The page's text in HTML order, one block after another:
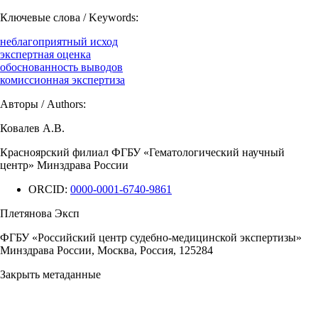
Ключевые слова / Keywords:
неблагоприятный исход
экспертная оценка
обоснованность выводов
комиссионная экспертиза
Авторы / Authors:
Ковалев А.В.
Красноярский филиал ФГБУ «Гематологический научный
центр» Минздрава России
ORCID: 0000-0001-6740-9861
Плетянова Эксп
ФГБУ «Российский центр судебно-медицинской экспертизы»
Минздрава России, Москва, Россия, 125284
Закрыть метаданные